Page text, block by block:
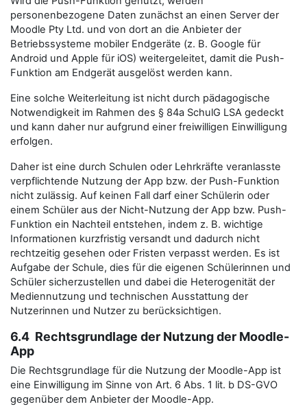
personenbezogene Daten zunächst an einen Server der
Moodle Pty Ltd. und von dort an die Anbieter der
Betriebssysteme mobiler Endgeräte (z. B. Google für
Android und Apple für iOS) weitergeleitet, damit die Push-
Funktion am Endgerät ausgelöst werden kann.
Eine solche Weiterleitung ist nicht durch pädagogische
Notwendigkeit im Rahmen des § 84a SchulG LSA gedeckt
und kann daher nur aufgrund einer freiwilligen Einwilligung
erfolgen.
Daher ist eine durch Schulen oder Lehrkräfte veranlasste
verpflichtende Nutzung der App bzw. der Push-Funktion
nicht zulässig. Auf keinen Fall darf einer Schülerin oder
einem Schüler aus der Nicht-Nutzung der App bzw. Push-
Funktion ein Nachteil entstehen, indem z. B. wichtige
Informationen kurzfristig versandt und dadurch nicht
rechtzeitig gesehen oder Fristen verpasst werden. Es ist
Aufgabe der Schule, dies für die eigenen Schülerinnen und
Schüler sicherzustellen und dabei die Heterogenität der
Mediennutzung und technischen Ausstattung der
Nutzerinnen und Nutzer zu berücksichtigen.
6.4 Rechtsgrundlage der Nutzung der Moodle-
App
Die Rechtsgrundlage für die Nutzung der Moodle-App ist
eine Einwilligung im Sinne von Art. 6 Abs. 1 lit. b DS-GVO
gegenüber dem Anbieter der Moodle-App.